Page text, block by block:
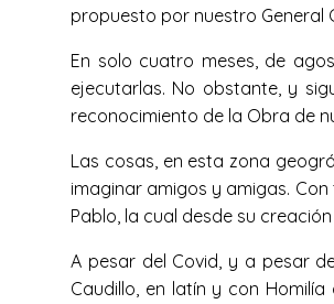
propuesto por nuestro General
En solo cuatro meses, de
ejecutarlas. No obstante, y
reconocimiento de la Obra de
Las cosas, en esta zona
imaginar amigos y amigas.
Pablo, la cual desde su
A pesar del Covid, y a pesar
Caudillo, en latín y con